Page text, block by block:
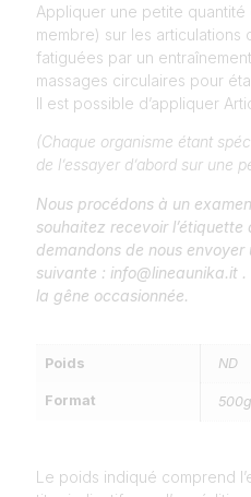
Appliquer une petite quantité
membre) sur les
fatiguées par un
massages circulaires pour
Il est possible d’appliquer
(Chaque organisme étant
de l’essayer d’abord sur une
Nous procédons à un
souhaitez recevoir
demandons de nous envoyer
suivante : info@lineaunika.it
la gêne occasionnée.
Poids ND
Format
Le poids indiqué comprend